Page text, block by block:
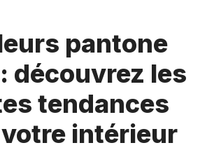
pantone
découvrez les
tendances
intérieur